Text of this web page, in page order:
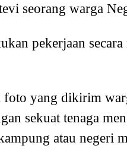
seorang warga
pekerjaan
foto yang dikirim
sekuat tenaga
atau negeri